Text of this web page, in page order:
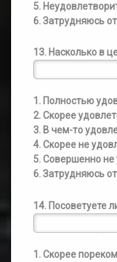
5.
6. Затрудняюсь
13. Насколько в
1. Полностью
2. Скорее
3. В чем-то
4. Скорее не
5. Совершенно не
6. Затрудняюсь
14. Посоветуете
1. Скорее